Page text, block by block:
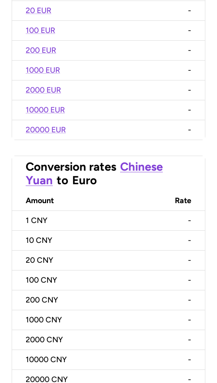
20 EUR -
100 EUR -
200 EUR -
1000 EUR -
2000 EUR -
10000 EUR -
20000 EUR -
Conversion rates Chinese
Yuan to Euro
Amount Rate
1 CNY -
10 CNY -
20 CNY -
100 CNY -
200 CNY -
1000 CNY -
2000 CNY -
10000 CNY -
20000 CNY -